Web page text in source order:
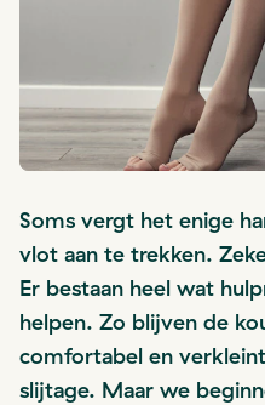
Soms vergt het enige
vlot aan te trekken.
Er bestaan heel wat
helpen. Zo blijven de
comfortabel en
slijtage. Maar we